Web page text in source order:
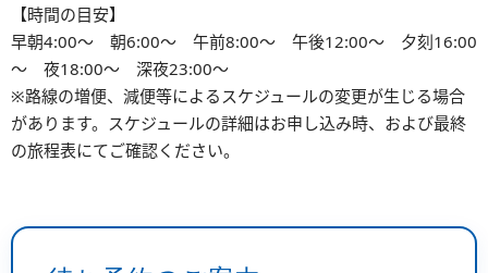
【時間の目安】
早朝4:00～ 朝6:00～ 午前8:00～ 午後12:00～ 夕刻16:00
～ 夜18:00～ 深夜23:00～
※路線の増便、減便等によるスケジュールの変更が生じる場合
があります。スケジュールの詳細はお申し込み時、および最終
の旅程表にてご確認ください。